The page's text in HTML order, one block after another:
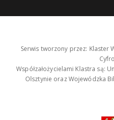
Serwis tworzony przez: Klaster
Współzałożycielami Klastra są:
Olsztynie oraz Wojewódzka